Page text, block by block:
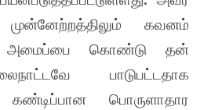
கவனம்
அமைப்பை கொண்டு தன்
பாடுபட்டதாக
பொருளாதார